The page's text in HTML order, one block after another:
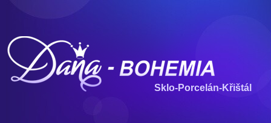
Sklo-Porcelán-Křištál